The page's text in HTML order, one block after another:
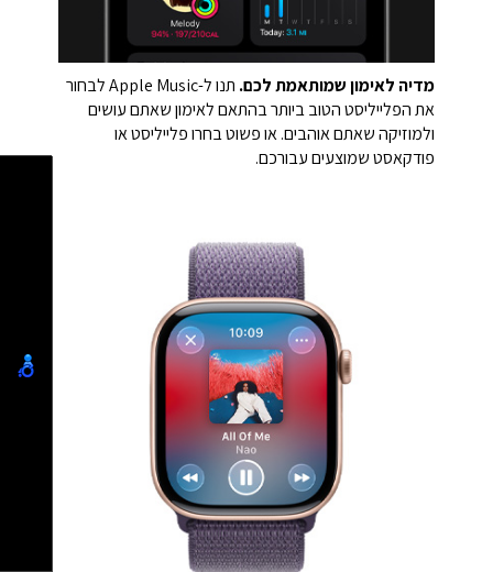
מדיה לאימון שמותאמת לכם.
תנו ל-Apple Music לבחור
את הפלייליסט הטוב ביותר בהתאם לאימון שאתם עושים
ולמוזיקה שאתם אוהבים. או פשוט בחרו פלייליסט או
פודקאסט שמוצעים עבורכם.